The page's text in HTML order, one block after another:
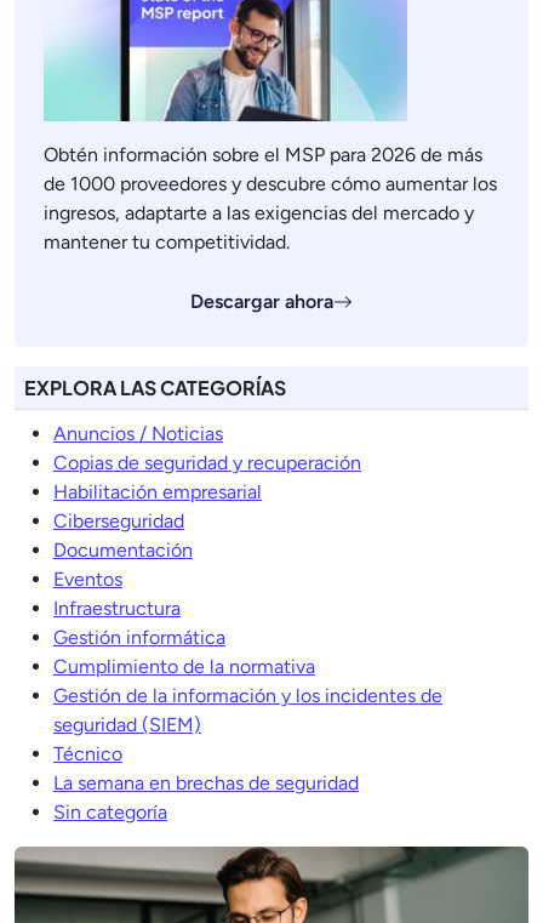
Obtén información sobre el MSP para 2026 de más
de 1000 proveedores y descubre cómo aumentar los
ingresos, adaptarte a las exigencias del mercado y
mantener tu competitividad.
Descargar ahora
EXPLORA LAS CATEGORÍAS
Anuncios / Noticias
Copias de seguridad y recuperación
Habilitación empresarial
Ciberseguridad
Documentación
Eventos
Infraestructura
Gestión informática
Cumplimiento de la normativa
Gestión de la información y los incidentes de
seguridad (SIEM)
Técnico
La semana en brechas de seguridad
Sin categoría